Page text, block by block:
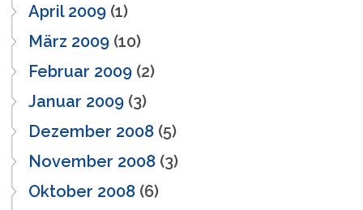
April 2009 (1)
März 2009 (10)
Februar 2009 (2)
Januar 2009 (3)
Dezember 2008 (5)
November 2008 (3)
Oktober 2008 (6)